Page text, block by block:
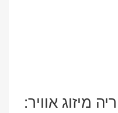
מיזוג אוויר: